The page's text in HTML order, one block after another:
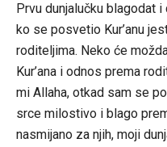
Prvu dunjalučku blagodat i
ko se posvetio Kur’anu
roditeljima. Neko će
Kur’ana i odnos prema
mi Allaha, otkad sam se
srce milostivo i blago
nasmijano za njih, moji